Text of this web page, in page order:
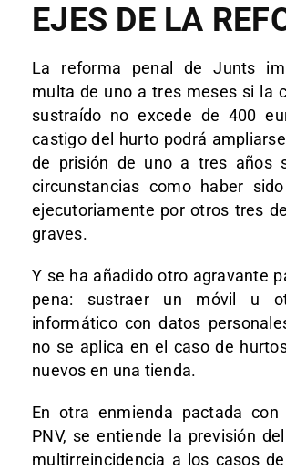
EJES DE LA
La reforma penal de Junts
multa de uno a tres meses si la
sustraído no excede de 400
castigo del hurto podrá
de prisión de uno a tres años
circunstancias como haber
ejecutoriamente por otros tres
graves.
Y se ha añadido otro agravante
pena: sustraer un móvil u
informático con datos
no se aplica en el caso de
nuevos en una tienda.
En otra enmienda pactada con
PNV, se entiende la previsión
multirreincidencia a los casos